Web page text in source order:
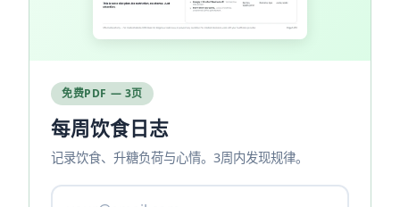
免费PDF — 3页
每周饮食日志
记录饮食、升糖负荷与心情。3周内发现规律。